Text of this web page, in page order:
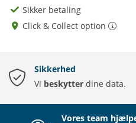
Sikker betaling
Click & Collect option
Sikkerhed
Vi beskytter dine data.
Vores team